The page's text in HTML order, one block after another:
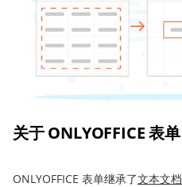
关于 ONLYOFFICE 表单
ONLYOFFICE 表单继承了文本文档